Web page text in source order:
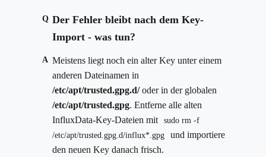
Q Der Fehler bleibt nach dem Key-
Import - was tun?
A Meistens liegt noch ein alter Key unter einem
anderen Dateinamen in
/etc/apt/trusted.gpg.d/oder in der globalen
/etc/apt/trusted.gpg. Entferne alle alten
InfluxData-Key-Dateien mit
sudo rm -f
/etc/apt/trusted.gpg.d/influx*.gpg
und importiere
den neuen Key danach frisch.